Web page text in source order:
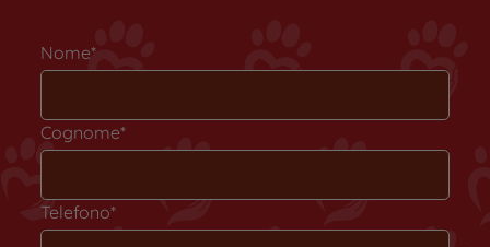
Nome*
Cognome*
Telefono*